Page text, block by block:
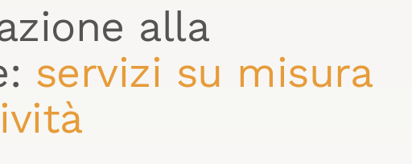
alla
servizi su misura